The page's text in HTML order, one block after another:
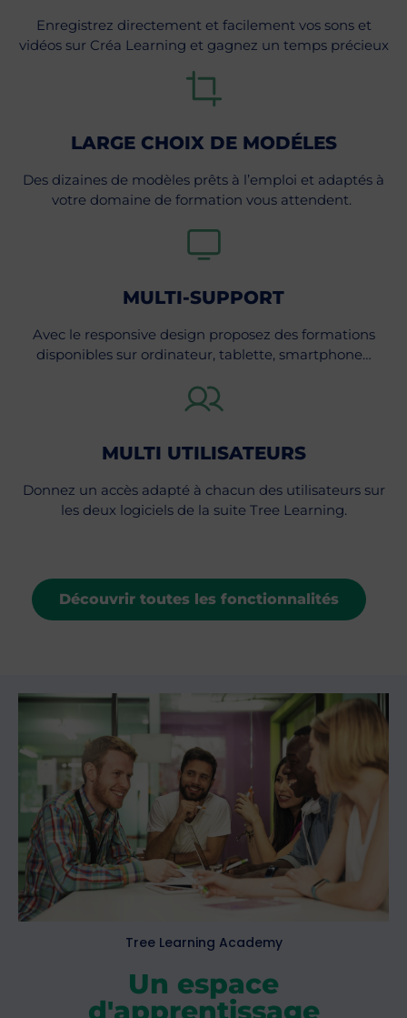
Enregistrez directement et facilement vos sons et
vidéos sur Créa Learning et gagnez un temps précieux
LARGE CHOIX DE MODÉLES
Des dizaines de modèles prêts à l’emploi et adaptés à
votre domaine de formation vous attendent.
MULTI-SUPPORT
Avec le responsive design proposez des formations
disponibles sur ordinateur, tablette, smartphone…
MULTI UTILISATEURS
Donnez un accès adapté à chacun des utilisateurs sur
les deux logiciels de la suite Tree Learning.
Découvrir toutes les fonctionnalités
Tree Learning Academy
Un espace